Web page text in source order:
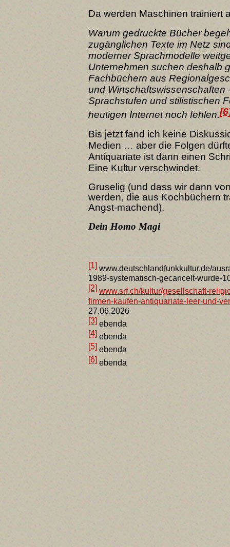
Da werden Maschinen trainiert
Warum gedruckte Bücher
zugänglichen Texte im Netz
moderner Sprachmodelle
Unternehmen suchen deshalb
Fachbüchern aus
und Wirtschaftswissenschaften
Sprachstufen und stilistischen
heutigen Internet noch fehlen.
Bis jetzt fand ich keine
Medien … aber die Folgen
Antiquariate ist dann einen
Eine Kultur verschwindet.
Gruselig (und dass wir dann
werden, die aus Kochbüchern
Angst-machend).
Dein Homo Magi
[1] www.deutschlandfunkkultur.de/
1989-systematisch-gecancelt-wurde-
[2] www.srf.ch/kultur/gesellschaft-
firmen-kaufen-antiquariate-leer-und-
27.06.2026
[3] ebenda
[4] ebenda
[5] ebenda
[6] ebenda